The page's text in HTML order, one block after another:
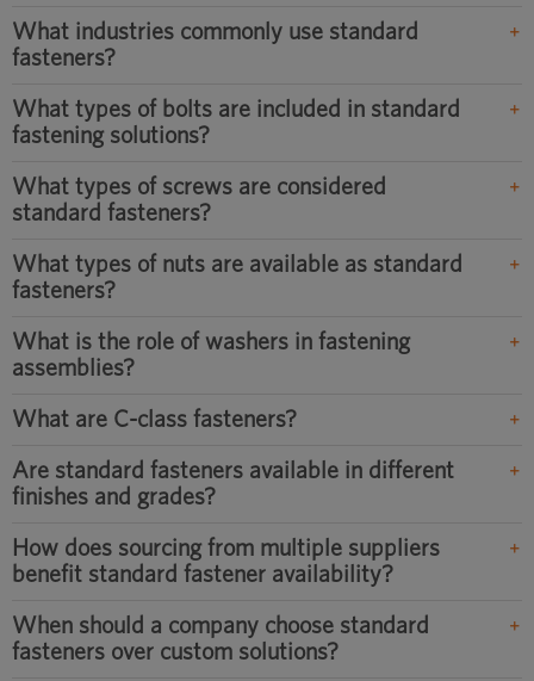
What industries commonly use standard
fasteners?
What types of bolts are included in standard
fastening solutions?
What types of screws are considered
standard fasteners?
What types of nuts are available as standard
fasteners?
What is the role of washers in fastening
assemblies?
What are C-class fasteners?
Are standard fasteners available in different
finishes and grades?
How does sourcing from multiple suppliers
benefit standard fastener availability?
When should a company choose standard
fasteners over custom solutions?